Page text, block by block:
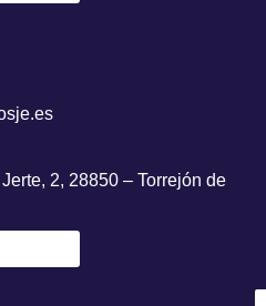
2, 28850 – Torrejón de